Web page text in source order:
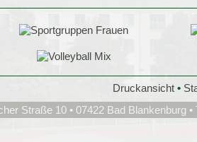
Druckansicht •
Straße 10 • 07422 Bad Blankenburg